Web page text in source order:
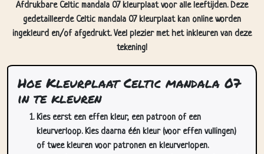
Afdrukbare Celtic mandala 07 kleurplaat voor alle leeftijden. Deze
gedetailleerde Celtic mandala 07 kleurplaat kan online worden
ingekleurd en/of afgedrukt. Veel plezier met het inkleuren van deze
tekening!
Hoe Kleurplaat Celtic mandala 07
in te kleuren
Kies eerst een effen kleur, een patroon of een
kleurverloop. Kies daarna één kleur (voor effen vullingen)
of twee kleuren voor patronen en kleurverlopen.